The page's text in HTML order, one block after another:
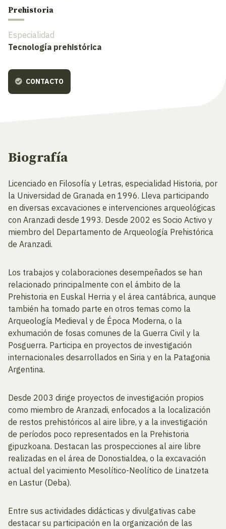
Prehistoria
Especialidad
Tecnología prehistórica
CONTACTO
Biografía
Licenciado en Filosofía y Letras, especialidad Historia, por
la Universidad de Granada en 1996. Lleva participando
en diversas excavaciones e intervenciones arqueológicas
con Aranzadi desde 1993. Desde 2002 es Socio Activo y
miembro del Departamento de Arqueología Prehistórica
de Aranzadi.
Los trabajos y colaboraciones desempeñados se han
relacionado principalmente con el ámbito de la
Prehistoria en Euskal Herria y el área cantábrica, aunque
también ha tomado parte en otros temas como la
Arqueología Medieval y de Época Moderna, o la
exhumación de fosas comunes de la Guerra Civil y la
Posguerra. Participa en proyectos de investigación
internacionales desarrollados en Siria y en la Patagonia
Argentina.
Desde 2003 dirige proyectos de investigación propios
como miembro de Aranzadi, enfocados a la localización
de restos prehistóricos al aire libre, y a la investigación
de períodos poco representados en la Prehistoria
gipuzkoana. Destacan las prospecciones al aire libre
realizadas en el área de Donostialdea, o la excavación
actual del yacimiento Mesolítico-Neolítico de Linatzeta
en Lastur (Deba).
Entre sus actividades didácticas y divulgativas cabe
destacar su participación en la organización de las